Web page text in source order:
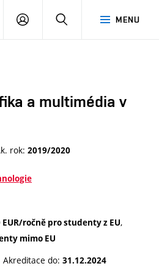
MENU
PŘIHLÁSIT
a multimédia v
rok: 2019/2020
EUR/ročně pro studenty z EU,
mimo EU
Akreditace do: 31.12.2024